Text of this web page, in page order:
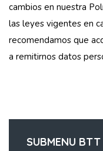
cambios en nuestra
las leyes vigentes en
recomendamos que
a remitirnos datos
SUBMENU BTT